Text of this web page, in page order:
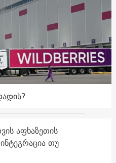
აფხაზეთის
თუ